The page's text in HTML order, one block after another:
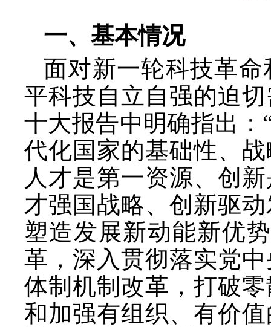
一、基本情况
面对新一轮科技革
平科技自立自强的迫
十大报告中明确指出：
代化国家的基础性、
人才是第一资源、创
才强国战略、创新驱
塑造发展新动能新优
革，深入贯彻落实党
体制机制改革，打破
和加强有组织、有价